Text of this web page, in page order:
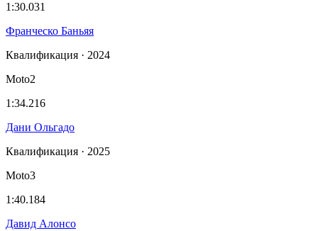
1:30.031
Франческо Баньяя
Квалификация · 2024
Moto2
1:34.216
Дани Ольгадо
Квалификация · 2025
Moto3
1:40.184
Давид Алонсо